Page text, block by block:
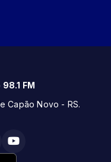
FM
Capão Novo - RS.